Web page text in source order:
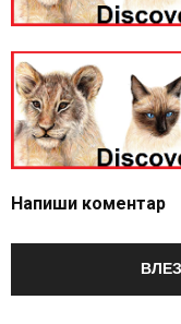
Напиши коментар